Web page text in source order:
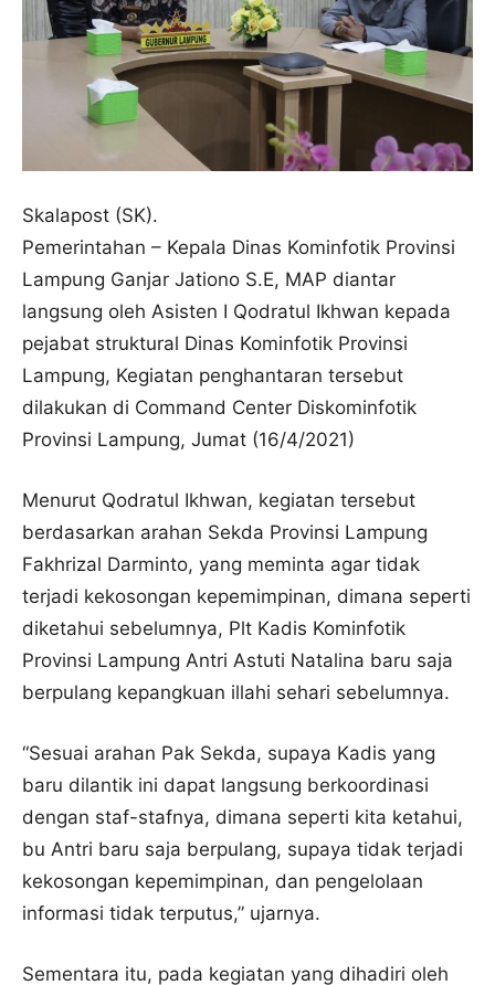
Skalapost (SK).
Pemerintahan – Kepala Dinas Kominfotik Provinsi
Lampung Ganjar Jationo S.E, MAP diantar
langsung oleh Asisten I Qodratul Ikhwan kepada
pejabat struktural Dinas Kominfotik Provinsi
Lampung, Kegiatan penghantaran tersebut
dilakukan di Command Center Diskominfotik
Provinsi Lampung, Jumat (16/4/2021)
Menurut Qodratul Ikhwan, kegiatan tersebut
berdasarkan arahan Sekda Provinsi Lampung
Fakhrizal Darminto, yang meminta agar tidak
terjadi kekosongan kepemimpinan, dimana seperti
diketahui sebelumnya, Plt Kadis Kominfotik
Provinsi Lampung Antri Astuti Natalina baru saja
berpulang kepangkuan illahi sehari sebelumnya.
“Sesuai arahan Pak Sekda, supaya Kadis yang
baru dilantik ini dapat langsung berkoordinasi
dengan staf-stafnya, dimana seperti kita ketahui,
bu Antri baru saja berpulang, supaya tidak terjadi
kekosongan kepemimpinan, dan pengelolaan
informasi tidak terputus,” ujarnya.
Sementara itu, pada kegiatan yang dihadiri oleh